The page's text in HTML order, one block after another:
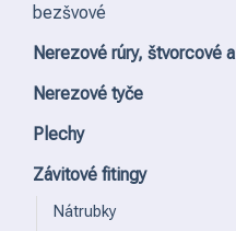
bezšvové
Nerezové rúry, štvorcové
Nerezové tyče
Plechy
Závitové fitingy
Nátrubky